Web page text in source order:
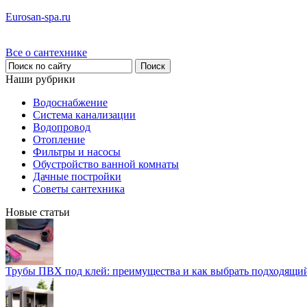
Eurosan-spa.ru
Все о сантехнике
Наши рубрики
Водоснабжение
Система канализации
Водопровод
Отопление
Фильтры и насосы
Обустройство ванной комнаты
Дачные постройки
Советы сантехника
Новые статьи
Трубы ПВХ под клей: преимущества и как выбрать